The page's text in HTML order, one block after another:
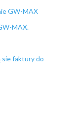
GW-MAX
MAX.
sie faktury do